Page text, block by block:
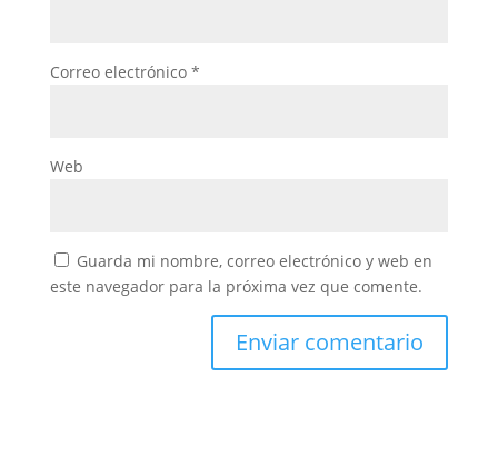
Correo electrónico *
Web
Guarda mi nombre, correo electrónico y web en
este navegador para la próxima vez que comente.